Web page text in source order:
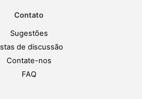
Contato
Sugestões
de discussão
Contate-nos
FAQ